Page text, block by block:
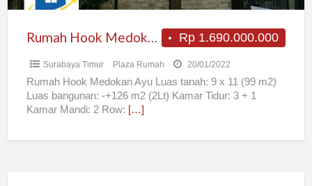
Rp 1.690.000.000
Rumah Hook Medokan Ayu
Surabaya Timur Plaza Rumah 20/01/2022
Rumah Hook Medokan Ayu Luas tanah: 9 x 11 (99 m2)
Luas bangunan: -+126 m2 (2Lt) Kamar Tidur: 3 + 1
Kamar Mandi: 2 Row: […]